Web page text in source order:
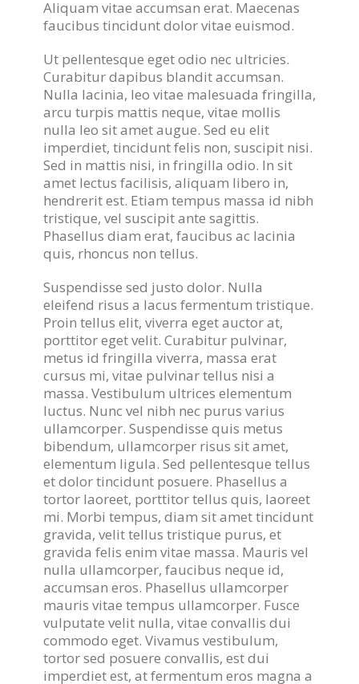
Aliquam vitae accumsan erat. Maecenas
faucibus tincidunt dolor vitae euismod.
Ut pellentesque eget odio nec ultricies.
Curabitur dapibus blandit accumsan.
Nulla lacinia, leo vitae malesuada fringilla,
arcu turpis mattis neque, vitae mollis
nulla leo sit amet augue. Sed eu elit
imperdiet, tincidunt felis non, suscipit nisi.
Sed in mattis nisi, in fringilla odio. In sit
amet lectus facilisis, aliquam libero in,
hendrerit est. Etiam tempus massa id nibh
tristique, vel suscipit ante sagittis.
Phasellus diam erat, faucibus ac lacinia
quis, rhoncus non tellus.
Suspendisse sed justo dolor. Nulla
eleifend risus a lacus fermentum tristique.
Proin tellus elit, viverra eget auctor at,
porttitor eget velit. Curabitur pulvinar,
metus id fringilla viverra, massa erat
cursus mi, vitae pulvinar tellus nisi a
massa. Vestibulum ultrices elementum
luctus. Nunc vel nibh nec purus varius
ullamcorper. Suspendisse quis metus
bibendum, ullamcorper risus sit amet,
elementum ligula. Sed pellentesque tellus
et dolor tincidunt posuere. Phasellus a
tortor laoreet, porttitor tellus quis, laoreet
mi. Morbi tempus, diam sit amet tincidunt
gravida, velit tellus tristique purus, et
gravida felis enim vitae massa. Mauris vel
nulla ullamcorper, faucibus neque id,
accumsan eros. Phasellus ullamcorper
mauris vitae tempus ullamcorper. Fusce
vulputate velit nulla, vitae convallis dui
commodo eget. Vivamus vestibulum,
tortor sed posuere convallis, est dui
imperdiet est, at fermentum eros magna a